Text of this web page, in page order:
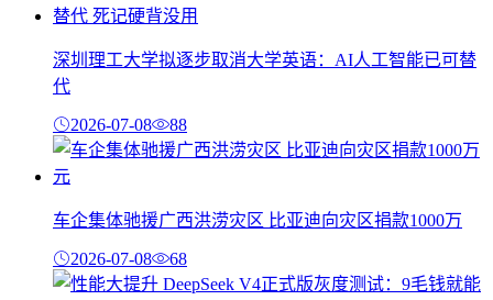
深圳理工大学拟逐步取消大学英语：AI人工智能已可替
代
2026-07-08 88
车企集体驰援广西洪涝灾区 比亚迪向灾区捐款1000万
2026-07-08 68